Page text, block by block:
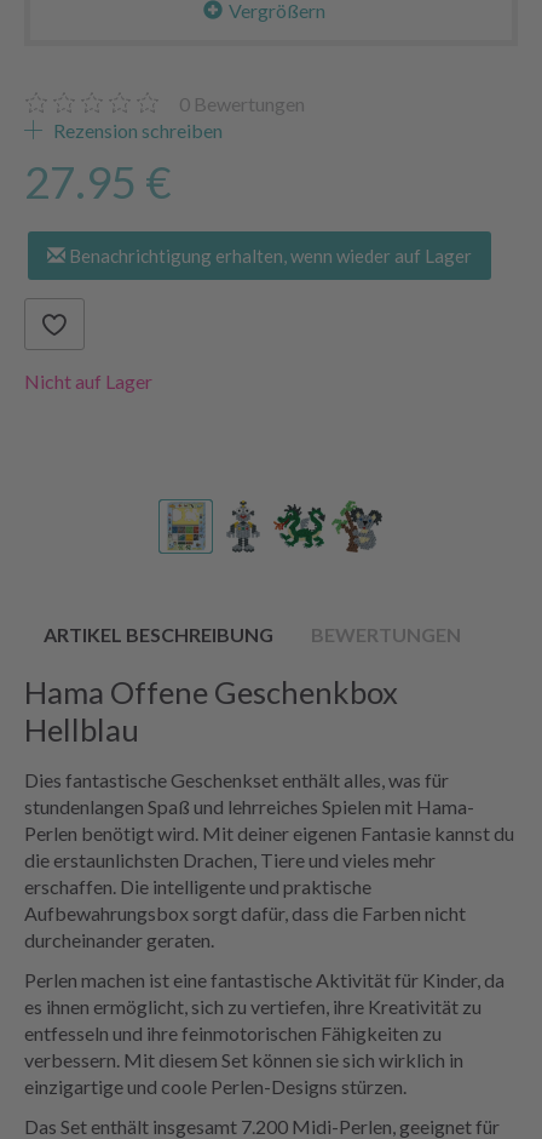
Vergrößern
0 Bewertungen
Rezension schreiben
27.95 €
Benachrichtigung erhalten, wenn wieder auf Lager
Nicht auf Lager
ARTIKEL BESCHREIBUNG BEWERTUNGEN
Hama Offene Geschenkbox
Hellblau
Dies fantastische Geschenkset enthält alles, was für
stundenlangen Spaß und lehrreiches Spielen mit Hama-
Perlen benötigt wird. Mit deiner eigenen Fantasie kannst du
die erstaunlichsten Drachen, Tiere und vieles mehr
erschaffen. Die intelligente und praktische
Aufbewahrungsbox sorgt dafür, dass die Farben nicht
durcheinander geraten.
Perlen machen ist eine fantastische Aktivität für Kinder, da
es ihnen ermöglicht, sich zu vertiefen, ihre Kreativität zu
entfesseln und ihre feinmotorischen Fähigkeiten zu
verbessern. Mit diesem Set können sie sich wirklich in
einzigartige und coole Perlen-Designs stürzen.
Das Set enthält insgesamt 7.200 Midi-Perlen, geeignet für